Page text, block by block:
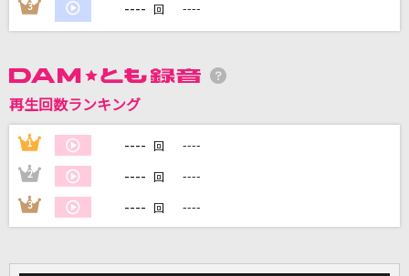
カラオケ最新情報をチェック！
3 ---- 回 ----
再生回数ランキング
1 ---- 回 ----
2 ---- 回 ----
3 ---- 回 ----